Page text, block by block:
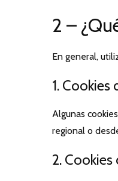
2 –
En general,
1.
Algunas
regional o
2. Cookies